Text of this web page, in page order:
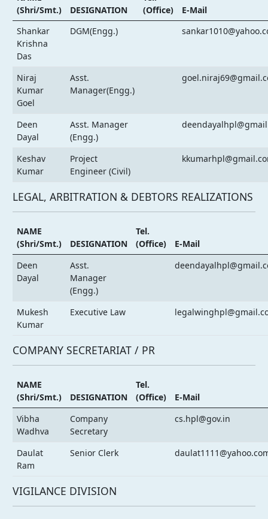
(Shri/Smt.)
DESIGNATION
(Office)
E-Mail
Shankar
Krishna
Das
DGM(Engg.)
Niraj
Kumar
Goel
Asst.
Manager(Engg.)
Deen
Dayal
Asst. Manager
(Engg.)
Keshav
Kumar
Project
Engineer (Civil)
LEGAL, ARBITRATION & DEBTORS REALIZATIONS
NAME
(Shri/Smt.)
DESIGNATION
Tel.
(Office)
E-Mail
Deen
Dayal
Asst.
Manager
(Engg.)
Mukesh
Kumar
Executive Law
COMPANY SECRETARIAT / PR
NAME
(Shri/Smt.)
DESIGNATION
Tel.
(Office)
E-Mail
Vibha
Wadhva
Company
Secretary
cs.hpl@gov.in
Daulat
Ram
Senior Clerk
VIGILANCE DIVISION